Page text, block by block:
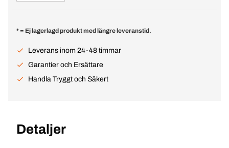
* = Ej lagerlagd produkt med längre leveranstid.
Leverans inom 24-48 timmar
Garantier och Ersättare
Handla Tryggt och Säkert
Detaljer